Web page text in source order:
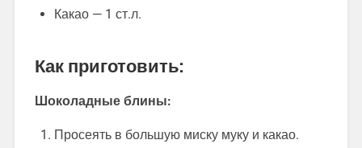
Какао — 1 ст.л.
Как приготовить:
Шоколадные блины:
Просеять в большую миску муку и какао.